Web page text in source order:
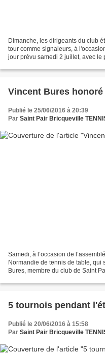
Dimanche, les dirigeants du club
tour comme signaleurs, à
jour prévu samedi 2 juillet, avec le
Vincent Bures honoré
Publié le 25/06/2016 à 20:39
Par Saint Pair Bricqueville
Samedi, à l’occasion de
Normandie de tennis de table, qui
Bures, membre du club de Saint
5 tournois pendant
Publié le 20/06/2016 à 15:58
Par Saint Pair Bricqueville